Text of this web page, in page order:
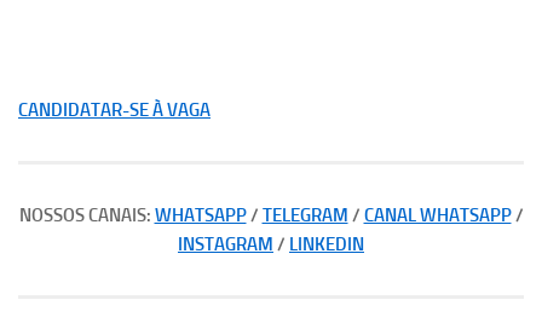
CANDIDATAR-SE À VAGA
NOSSOS CANAIS: WHATSAPP/ TELEGRAM / CANAL WHATSAPP/
INSTAGRAM / LINKEDIN